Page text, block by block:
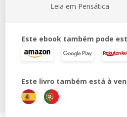
Leia em Pensática
Este ebook também pode
Este livro também está à